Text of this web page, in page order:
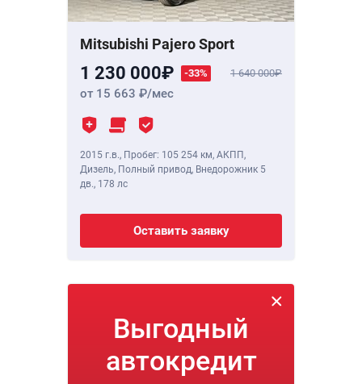
Mitsubishi Pajero Sport
1 230 000 -33% 1 640 000
от 15 663 /мес
2015 г.в., Пробег: 105 254 км, АКПП,
Дизель, Полный привод, Внедорожник 5
дв., 178 лс
Оставить заявку
Выгодный
автокредит